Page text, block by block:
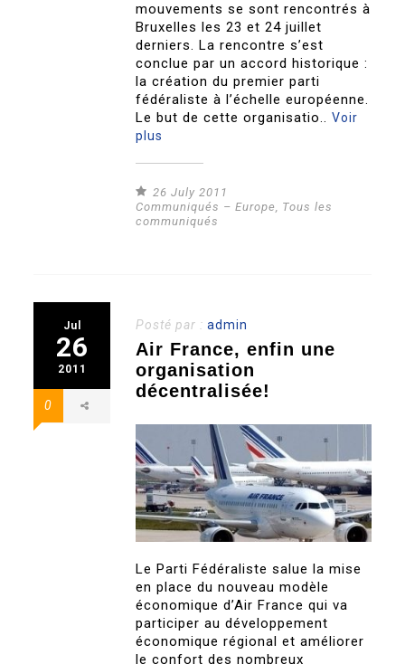
mouvements se sont rencontrés à
Bruxelles les 23 et 24 juillet
derniers. La rencontre s’est
conclue par un accord historique :
la création du premier parti
fédéraliste à l’échelle européenne.
Le but de cette organisatio..Voir
plus
26 July 2011
Communiqués – Europe, Tous les
communiqués
Jul
26
2011
0
Posté par :admin
Air France, enfin une
organisation
décentralisée!
Le Parti Fédéraliste salue la mise
en place du nouveau modèle
économique d’Air France qui va
participer au développement
économique régional et améliorer
le confort des nombreux